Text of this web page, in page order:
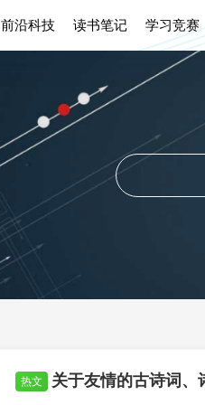
前沿科技 读书笔记 学习竞赛
唐诗热文 关于友情的古诗词、